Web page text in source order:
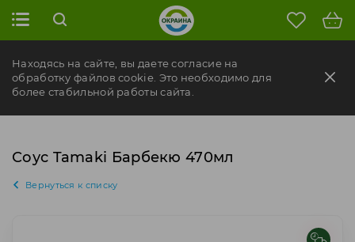
Находясь на сайте, вы даете согласие на
обработку файлов cookie. Это необходимо для
более стабильной работы сайта.
Соус Tamaki Барбекю 470мл
Вернуться к списку